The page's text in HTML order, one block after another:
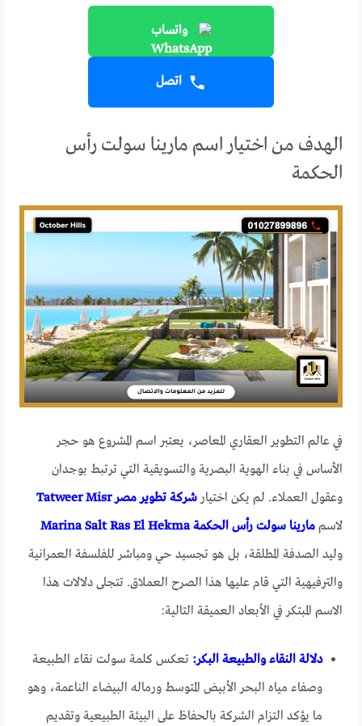
واتساب
اتصل
الهدف من اختيار اسم مارينا سولت رأس
الحكمة
في عالم التطوير العقاري المعاصر، يعتبر اسم المشروع هو حجر
الأساس في بناء الهوية البصرية والتسويقية التي ترتبط بوجدان
وعقول العملاء. لم يكن اختيارشركة تطوير مصر Tatweer Misr
لاسممارينا سولت رأس الحكمة Marina Salt Ras El Hekma
وليد الصدفة المطلقة، بل هو تجسيد حي ومباشر للفلسفة العمرانية
والترفيهية التي قام عليها هذا الصرح العملاق. تتجلى دلالات هذا
الاسم المبتكر في الأبعاد العميقة التالية:
دلالة النقاء والطبيعة البكر: تعكس كلمة سولت نقاء الطبيعة
وصفاء مياه البحر الأبيض المتوسط ورماله البيضاء الناعمة، وهو
ما يؤكد التزام الشركة بالحفاظ على البيئة الطبيعية وتقديم